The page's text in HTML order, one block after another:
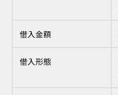
借入金額
借入形態